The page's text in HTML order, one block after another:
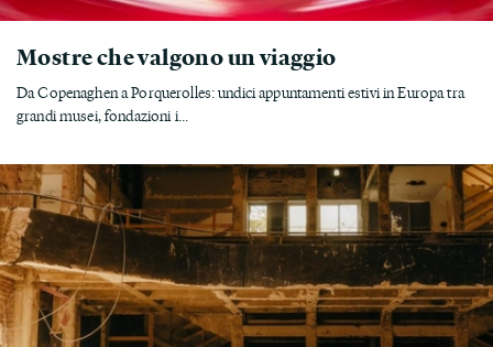
Mostre che valgono un viaggio
Da Copenaghen a Porquerolles: undici appuntamenti estivi in Europa tra
grandi musei, fondazioni i...